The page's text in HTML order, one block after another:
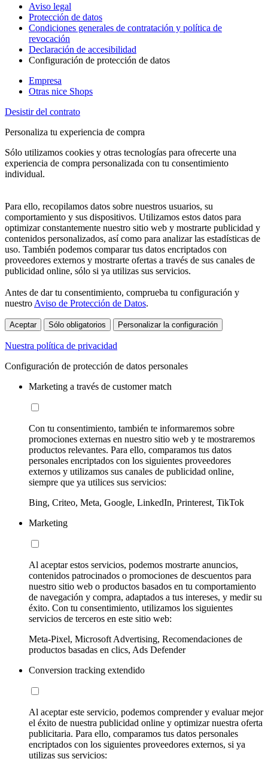
Aviso legal
Protección de datos
Condiciones generales de contratación y política de
revocación
Declaración de accesibilidad
Configuración de protección de datos
Empresa
Otras nice Shops
Desistir del contrato
Personaliza tu experiencia de compra
Sólo utilizamos cookies y otras tecnologías para ofrecerte una
experiencia de compra personalizada con tu consentimiento
individual.
Para ello, recopilamos datos sobre nuestros usuarios, su
comportamiento y sus dispositivos. Utilizamos estos datos para
optimizar constantemente nuestro sitio web y mostrarte publicidad y
contenidos personalizados, así como para analizar las estadísticas de
uso. También podemos comparar tus datos encriptados con
proveedores externos y mostrarte ofertas a través de sus canales de
publicidad online, sólo si ya utilizas sus servicios.
Antes de dar tu consentimiento, comprueba tu configuración y
nuestro Aviso de Protección de Datos.
Aceptar Sólo obligatorios Personalizar la configuración
Nuestra política de privacidad
Configuración de protección de datos personales
Marketing a través de customer match
Con tu consentimiento, también te informaremos sobre
promociones externas en nuestro sitio web y te mostraremos
productos relevantes. Para ello, comparamos tus datos
personales encriptados con los siguientes proveedores
externos y utilizamos sus canales de publicidad online,
siempre que ya utilices sus servicios:
Bing, Criteo, Meta, Google, LinkedIn, Printerest, TikTok
Marketing
Al aceptar estos servicios, podemos mostrarte anuncios,
contenidos patrocinados o promociones de descuentos para
nuestro sitio web o productos basados en tu comportamiento
de navegación y compra, adaptados a tus intereses, y medir su
éxito. Con tu consentimiento, utilizamos los siguientes
servicios de terceros en este sitio web:
Meta-Pixel, Microsoft Advertising, Recomendaciones de
productos basadas en clics, Ads Defender
Conversion tracking extendido
Al aceptar este servicio, podemos comprender y evaluar mejor
el éxito de nuestra publicidad online y optimizar nuestra oferta
publicitaria. Para ello, comparamos tus datos personales
encriptados con los siguientes proveedores externos, si ya
utilizas sus servicios: